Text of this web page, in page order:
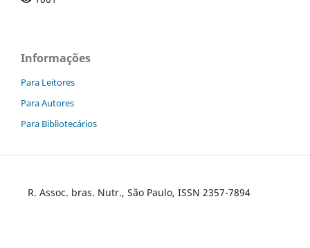
Informações
Para Leitores
Para Autores
Para Bibliotecários
R. Assoc. bras. Nutr., São Paulo, ISSN 2357-7894